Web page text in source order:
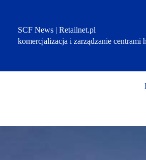
SCF News | Retailnet.pl
komercjalizacja i zarządzanie centrami